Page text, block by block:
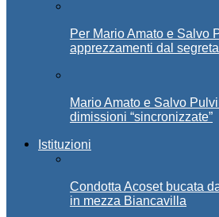
Per Mario Amato e Salvo
apprezzamenti dal
Mario Amato e Salvo
dimissioni “sincronizzate”
Istituzioni
Condotta Acoset bucata
in mezza Biancavilla